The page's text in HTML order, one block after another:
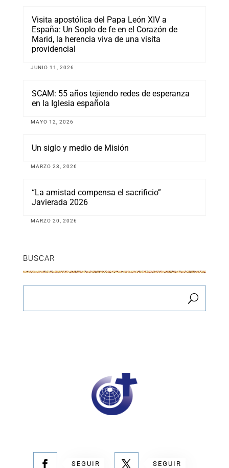
Visita apostólica del Papa León XIV a
España: Un Soplo de fe en el Corazón de
Marid, la herencia viva de una visita
providencial
JUNIO 11, 2026
SCAM: 55 años tejiendo redes de esperanza
en la Iglesia española
MAYO 12, 2026
Un siglo y medio de Misión
MARZO 23, 2026
“La amistad compensa el sacrificio”
Javierada 2026
MARZO 20, 2026
BUSCAR
SEGUIR SEGUIR